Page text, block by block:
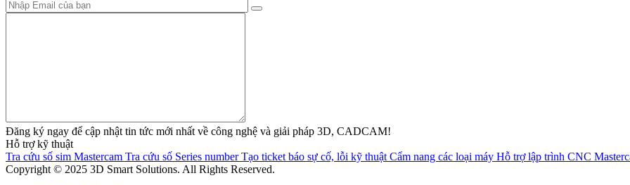
Đăng ký ngay để cập nhật tin tức mới nhất về công nghệ và giải pháp 3D, CADCAM!
Hỗ trợ kỹ thuật
Tra cứu số sim Mastercam Tra cứu số Series number Tạo ticket báo sự cố, lỗi kỹ thuật Cẩm nang các loại máy Hỗ trợ lập trình CNC
Copyright © 2025 3D Smart Solutions. All Rights Reserved.